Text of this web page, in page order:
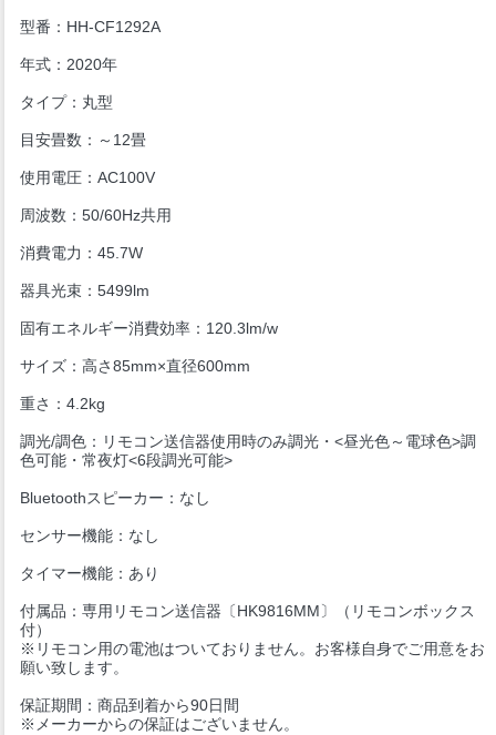
型番：HH-CF1292A
年式：2020年
タイプ：丸型
目安畳数：～12畳
使用電圧：AC100V
周波数：50/60Hz共用
消費電力：45.7W
器具光束：5499lm
固有エネルギー消費効率：120.3lm/w
サイズ：高さ85mm×直径600mm
重さ：4.2kg
調光/調色：リモコン送信器使用時のみ調光・<昼光色～電球色>調
色可能・常夜灯<6段調光可能>
Bluetoothスピーカー：なし
センサー機能：なし
タイマー機能：あり
付属品：専用リモコン送信器〔HK9816MM〕（リモコンボックス
付）
※リモコン用の電池はついておりません。お客様自身でご用意をお
願い致します。
保証期間：商品到着から90日間
※メーカーからの保証はございません。